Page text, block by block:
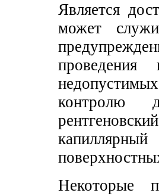
Является
может
проведения
контролю
Некоторые